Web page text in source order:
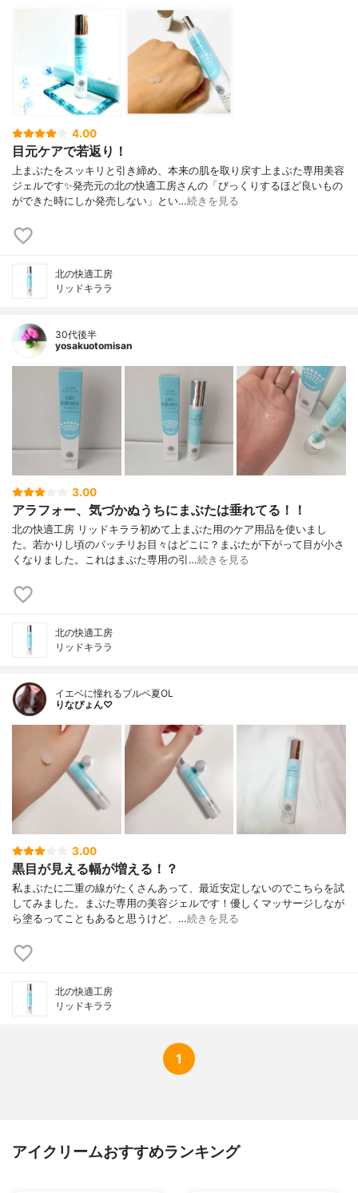
4.00
目元ケアで若返り！
上まぶたをスッキリと引き締め、本来の肌を取り戻す上まぶた専用美容
ジェルです✨発売元の北の快適工房さんの「びっくりするほど良いもの
ができた時にしか発売しない」とい…続きを見る
北の快適工房
リッドキララ
30代後半
yosakuotomisan
3.00
アラフォー、気づかぬうちにまぶたは垂れてる！！
北の快適工房 リッドキララ初めて上まぶた用のケア用品を使いまし
た。若かりし頃のパッチリお目々はどこに？まぶたが下がって目が小さ
くなりました。これはまぶた専用の引…続きを見る
北の快適工房
リッドキララ
イエベに憧れるブルベ夏OL
りなぴょん♡
3.00
黒目が見える幅が増える！？
私まぶたに二重の線がたくさんあって、最近安定しないのでこちらを試
してみました。まぶた専用の美容ジェルです！優しくマッサージしなが
ら塗るってこともあると思うけど、…続きを見る
北の快適工房
リッドキララ
1
アイクリームおすすめランキング